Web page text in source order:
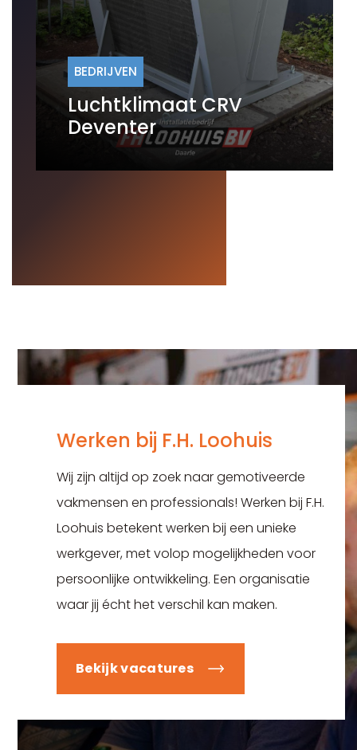
Luchtklimaat CRV
Deventer
BEDRIJVEN
Werken bij F.H. Loohuis
Wij zijn altijd op zoek naar gemotiveerde
vakmensen en professionals! Werken bij F.H.
Loohuis betekent werken bij een unieke
werkgever, met volop mogelijkheden voor
persoonlijke ontwikkeling. Een organisatie
waar jij écht het verschil kan maken.
Bekijk vacatures